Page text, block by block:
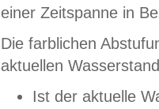
einer Zeitspanne in
Die farblichen
aktuellen
Ist der aktuelle